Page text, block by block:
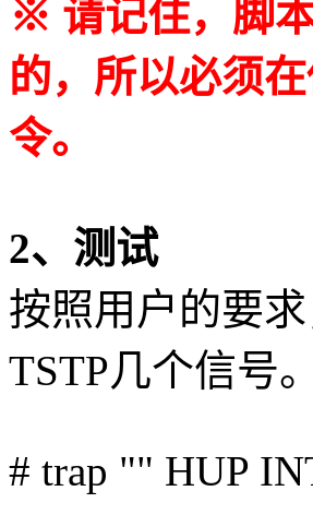
※ 请记住，脚
的，所以必须
令。
2、测试
按照用户的要
TSTP几个信号
# trap "" HUP